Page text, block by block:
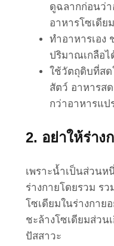
ดูฉลากก่อนว่า
อาหารโซเดีย
ทำอาหารเอง
ปริมาณเกลือ
ใช้วัตถุดิบที่สด
สัตว์ อาหารส
กว่าอาหารแป
2. อย่าให้ร่าง
เพราะน้ำเป็นส่วน
ร่างกายโดยรวม ร
โซเดียมในร่างกาย
ชะล้างโซเดียมส่วน
ปัสสาวะ